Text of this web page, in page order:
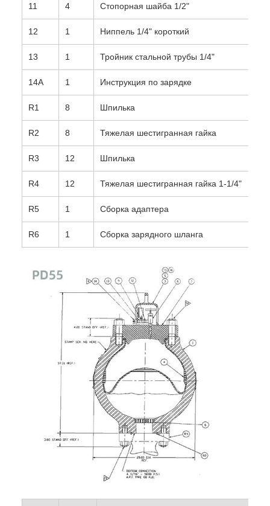
11 4 Стопорная шайба 1/2"
12 1 Ниппель 1/4" короткий
13 1 Тройник стальной трубы 1/4"
14A 1 Инструкция по зарядке
R1 8 Шпилька
R2 8 Тяжелая шестигранная гайка
R3 12 Шпилька
R4 12 Тяжелая шестигранная гайка 1-1/4"
R5 1 Сборка адаптера
R6 1 Сборка зарядного шланга